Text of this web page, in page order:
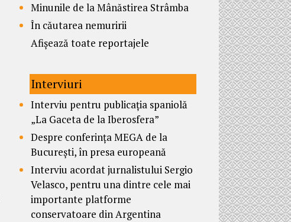
Minunile de la Mânăstirea Strâmba
În căutarea nemuririi
Afișează toate reportajele
Interviuri
Interviu pentru publicația spaniolă
„La Gaceta de la Iberosfera”
Despre conferința MEGA de la
București, în presa europeană
Interviu acordat jurnalistului Sergio
Velasco, pentru una dintre cele mai
importante platforme
conservatoare din Argentina